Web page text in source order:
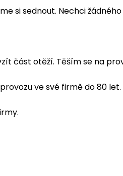
si sednout. Nechci
část otěží. Těším se na
ve své firmě do 80